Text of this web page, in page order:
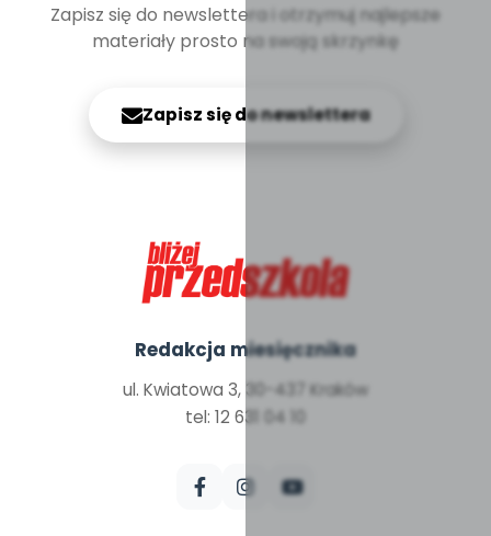
Zapisz się do newslettera i otrzymuj najlepsze
materiały prosto na swoją skrzynkę
Zapisz się do newslettera
Redakcja miesięcznika
ul. Kwiatowa 3, 30-437 Kraków
tel: 12 631 04 10